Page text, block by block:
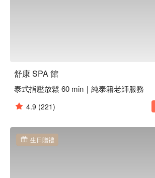
舒康 SPA 館
泰式指壓放鬆 60 min｜純泰籍老師服務
4.9 (221)
生日贈禮